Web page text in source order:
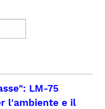
LM-75
l'ambiente e il